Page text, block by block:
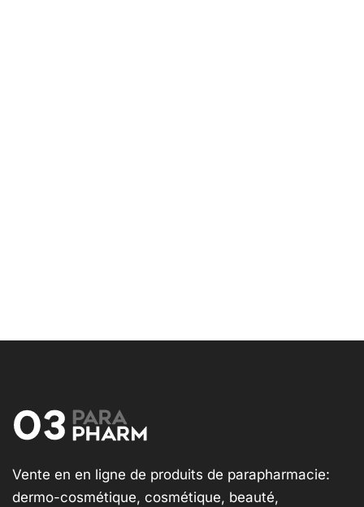
Vente en en ligne de produits de parapharmacie:
dermo-cosmétique, cosmétique, beauté,